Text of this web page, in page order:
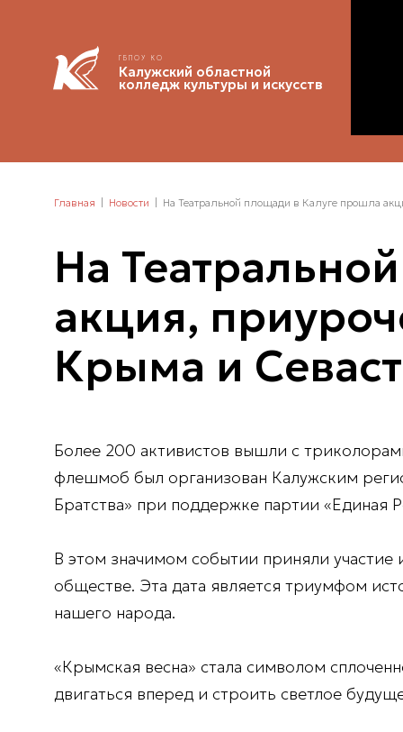
ГБПОУ КО
Калужский областной
колледж культуры и искусств
Главная Новости На Театральной площади в Калуге прошла
На
акция,
Крыма и
Более 200 активистов вышли с
флешмоб был организован Калужским
Братства» при поддержке партии «Единая
В этом значимом событии приняли участие
обществе. Эта дата является триумфом
нашего народа.
«Крымская весна» стала символом
двигаться вперед и строить светлое